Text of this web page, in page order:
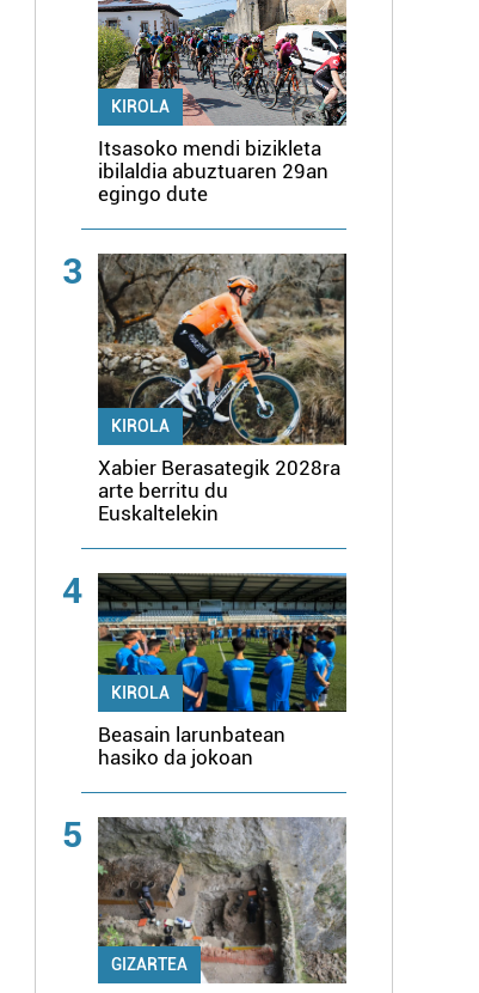
KIROLA
Itsasoko mendi bizikleta
ibilaldia abuztuaren 29an
egingo dute
3
KIROLA
Xabier Berasategik 2028ra
arte berritu du
Euskaltelekin
4
KIROLA
Beasain larunbatean
hasiko da jokoan
5
GIZARTEA